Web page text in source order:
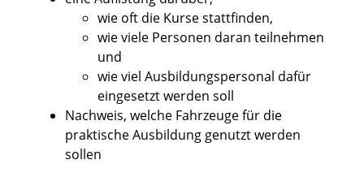
wie oft die Kurse stattfinden,
wie viele Personen daran teilnehmen
und
wie viel Ausbildungspersonal dafür
eingesetzt werden soll
Nachweis, welche Fahrzeuge für die
praktische Ausbildung genutzt werden
sollen